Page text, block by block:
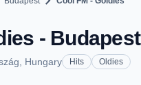
- Budapest
Hungary Hits Oldies